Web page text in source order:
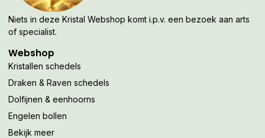
Niets in deze Kristal Webshop komt i.p.v. een bezoek aan arts
of specialist.
Webshop
Kristallen schedels
Draken & Raven schedels
Dolfijnen & eenhoorns
Engelen bollen
Bekijk meer